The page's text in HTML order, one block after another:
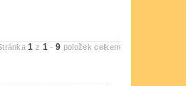
1 z 1 -9 položek celkem